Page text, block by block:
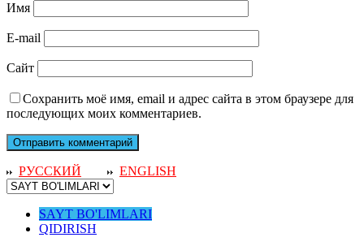
Имя
E-mail
Сайт
Сохранить моё имя, email и адрес сайта в этом браузере для
последующих моих комментариев.
РУССКИЙ ENGLISH
SAYT BO'LIMLARI
QIDIRISH